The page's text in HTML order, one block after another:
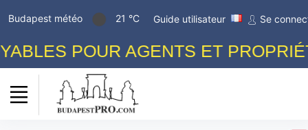
Budapest météo 21 °C Guide utilisateur Se
POUR AGENTS ET